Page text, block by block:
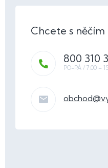
obchod@
800 310